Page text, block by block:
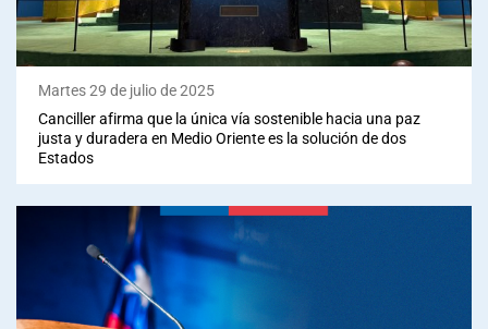
Martes 29 de julio de 2025
Canciller afirma que la única vía sostenible hacia una paz
justa y duradera en Medio Oriente es la solución de dos
Estados